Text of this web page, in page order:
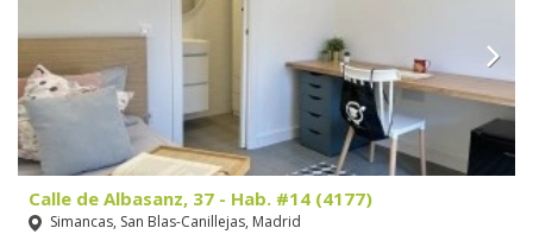
Calle de Albasanz, 37 - Hab. #14 (4177)
Simancas, San Blas-Canillejas, Madrid